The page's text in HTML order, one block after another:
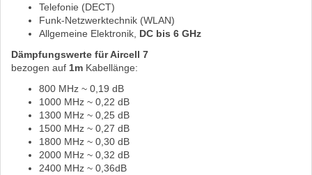
Telefonie (DECT)
Funk-Netzwerktechnik (WLAN)
Allgemeine Elektronik, DC bis 6 GHz
Dämpfungswerte für Aircell 7
bezogen auf 1m Kabellänge:
800 MHz ~ 0,19 dB
1000 MHz ~ 0,22 dB
1300 MHz ~ 0,25 dB
1500 MHz ~ 0,27 dB
1800 MHz ~ 0,30 dB
2000 MHz ~ 0,32 dB
2400 MHz ~ 0,36dB